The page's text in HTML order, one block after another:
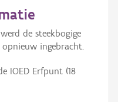
de steekbogige
ingebracht.
IOED Erfpunt (18